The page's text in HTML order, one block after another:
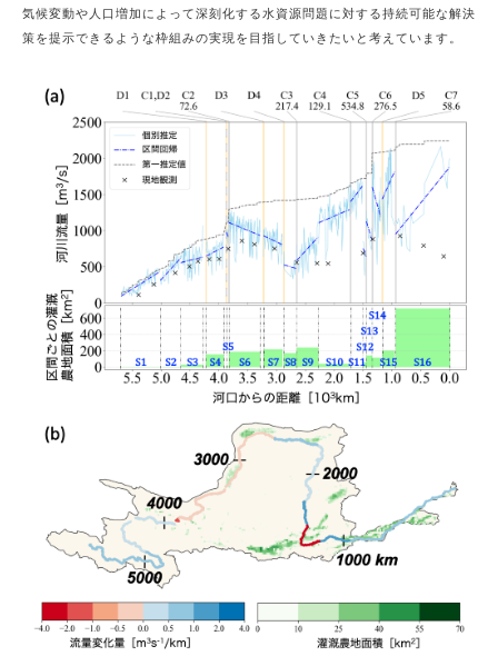
気候変動や人口増加によって深刻化する水資源問題に対する持続可能な解決
策を提示できるような枠組みの実現を目指していきたいと考えています。